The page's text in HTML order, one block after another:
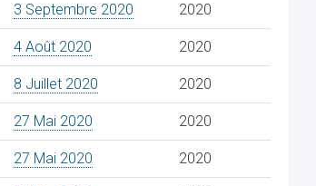
3 Septembre 2020 2020
4 Août 2020 2020
8 Juillet 2020 2020
27 Mai 2020 2020
27 Mai 2020 2020